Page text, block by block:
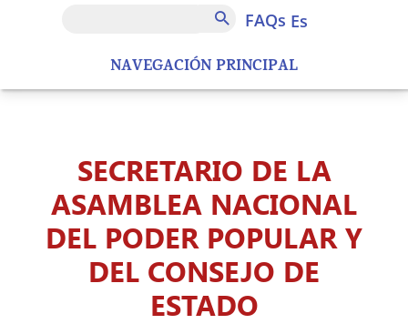
NAVEGACIÓN PRINCIPAL
FAQs
FAQs es
SECRETARIO DE LA
ASAMBLEA NACIONAL
DEL PODER POPULAR Y
DEL CONSEJO DE
ESTADO